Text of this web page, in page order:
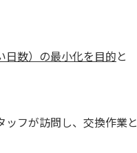
日数）の最小化を目的と
ッフが訪問し、交換作業と